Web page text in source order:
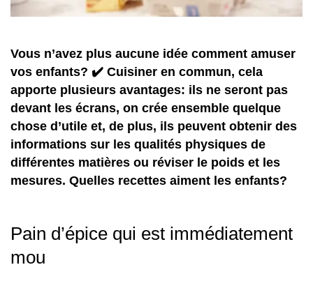
Vous n’avez plus aucune idée comment amuser
vos enfants? ✔️ Cuisiner en commun, cela
apporte plusieurs avantages: ils ne seront pas
devant les écrans, on crée ensemble quelque
chose d’utile et, de plus, ils peuvent obtenir des
informations sur les qualités physiques de
différentes matières ou réviser le poids et les
mesures. Quelles recettes aiment les enfants?
Pain d’épice qui est immédiatement
mou